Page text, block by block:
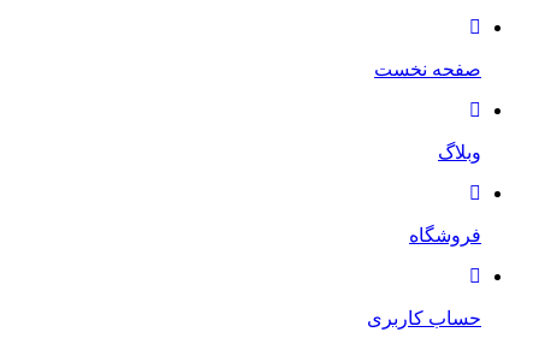
صفحه نخست
وبلاگ
فروشگاه
حساب کاربری